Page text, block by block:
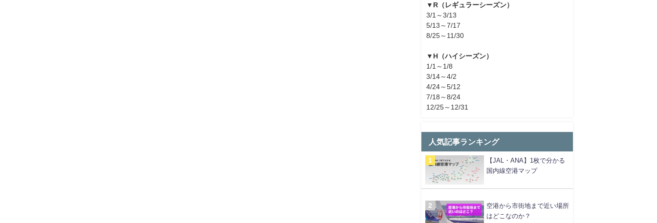
▼R（レギュラーシーズン）
3/1～3/13
5/13～7/17
8/25～11/30
▼H（ハイシーズン）
1/1～1/8
3/14～4/2
4/24～5/12
7/18～8/24
12/25～12/31
人気記事ランキング
【JAL・ANA】1枚で分かる
国内線空港マップ
空港から市街地まで近い場所
はどこなのか？